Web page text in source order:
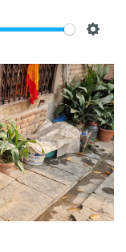
e
t
t
i
n
g
s